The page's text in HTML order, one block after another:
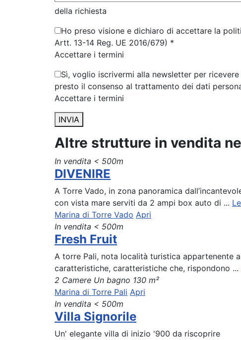
della richiesta
Ho preso visione e dichiaro di accettare la
Artt. 13-14 Reg. UE 2016/679) *
Accettare i termini
Sì, voglio iscrivermi alla newsletter per
presto il consenso al trattamento dei dati
Accettare i termini
INVIA
Altre strutture in vendita
In vendita < 500m
DIVENIRE
A Torre Vado, in zona panoramica
con vista mare serviti da 2 ampi box auto di ...
Marina di Torre Vado Apri
In vendita < 500m
Fresh Fruit
A torre Pali, nota località turistica appartenente
caratteristiche, caratteristiche che, rispondono ...
2 Camere Un bagno 130 m²
Marina di Torre Pali Apri
In vendita < 500m
Villa Signorile
Un' elegante villa di inizio '900 da riscoprire